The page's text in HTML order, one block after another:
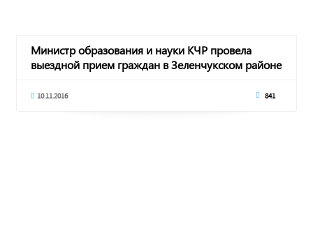
Министр образования и науки КЧР провела
выездной прием граждан в Зеленчукском районе
10.11.2016 841